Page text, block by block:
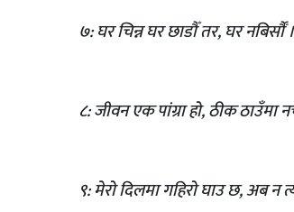
७: घर चिन्न घर छाडौँ तर, घर नबिर्सौँ ।
८: जीवन एक पांग्रा हो, ठीक
९: मेरो दिलमा गहिरो घाउ छ, अब